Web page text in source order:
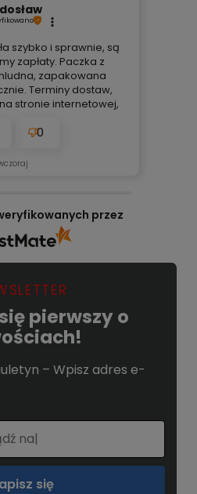
szybko i sprawnie, są
zapłaty. Paczka z
zapakowana
Terminy dostaw,
stronie internetowej,
rzetelna firma.
0
przez
pierwszy o
– Wpisz adres e-
się